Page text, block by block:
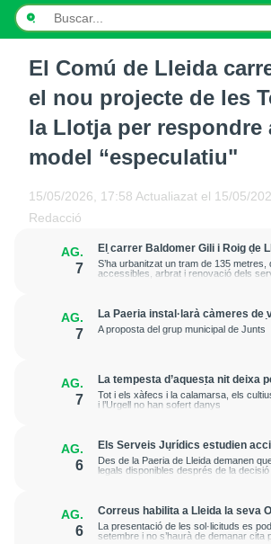
El Comú de Lleida
el nou projecte de les
la Llotja per respondre
model “especulatiu"
15/05/2026, 17:58 Actualiazat el 15/05/
Redacció
AG.
7
El carrer Baldomer Gili i Roig de
trànsit per millorar la connexió
l’entorn de Rovira Roure
S’ha urbanitzat un tram de 135
accessibles, arbrat i renovació dels
AG.
7
La Paeria instal·larà càmeres de
la plaça Edil Saturnino, a l'estació
A proposta del grup municipal de Junts
AG.
7
La tempesta d’aquesta nit deixa
a 7 cm a Raimat, però la verema
afectacions significatives
Tot i els xàfecs i la calamarsa, els
i l’Urgell no han sofert danys
AG.
6
Els Serveis Jurídics estudien
l’excarceració de l’investigat per
robatoris i incendis a l’Horta
Des de la Paeria de Lleida demanen
legals disponibles després de la decisió
AG.
6
Correus habilita a Lleida la seva
la sucursal de Lleida Ronda per
esmenes de regularització de
La presentació de les sol·licituds es
setembre i no s’haurà de demanar cita